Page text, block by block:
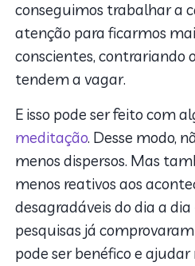
conseguimos trabalhar a
atenção para ficarmos
conscientes, contrariando
tendem a vagar.
E isso pode ser feito com
meditação. Desse modo,
menos dispersos. Mas
menos reativos aos
desagradáveis do dia a
pesquisas já
pode ser benéfico e